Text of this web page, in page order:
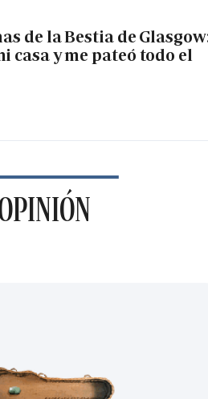
de la Bestia de
casa y me pateó todo el